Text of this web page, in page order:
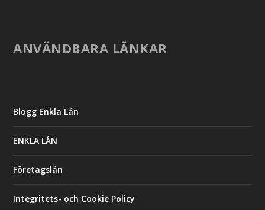
ANVÄNDBARA LÄNKAR
Blogg Enkla Lån
ENKLA LÅN
Företagslån
Integritets- och Cookie Policy